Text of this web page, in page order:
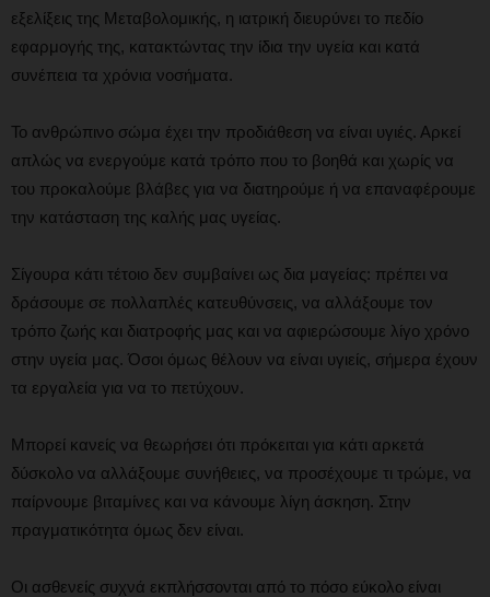
εξελίξεις της Μεταβολομικής, η ιατρική διευρύνει το πεδίο
εφαρμογής της, κατακτώντας την ίδια την υγεία και κατά
συνέπεια τα χρόνια νοσήματα.
Το ανθρώπινο σώμα έχει την προδιάθεση να είναι υγιές. Αρκεί
απλώς να ενεργούμε κατά τρόπο που το βοηθά και χωρίς να
του προκαλούμε βλάβες για να διατηρούμε ή να επαναφέρουμε
την κατάσταση της καλής μας υγείας.
Σίγουρα κάτι τέτοιο δεν συμβαίνει ως δια μαγείας: πρέπει να
δράσουμε σε πολλαπλές κατευθύνσεις, να αλλάξουμε τον
τρόπο ζωής και διατροφής μας και να αφιερώσουμε λίγο χρόνο
στην υγεία μας. Όσοι όμως θέλουν να είναι υγιείς, σήμερα έχουν
τα εργαλεία για να το πετύχουν.
Μπορεί κανείς να θεωρήσει ότι πρόκειται για κάτι αρκετά
δύσκολο να αλλάξουμε συνήθειες, να προσέχουμε τι τρώμε, να
παίρνουμε βιταμίνες και να κάνουμε λίγη άσκηση. Στην
πραγματικότητα όμως δεν είναι.
Οι ασθενείς συχνά εκπλήσσονται από το πόσο εύκολο είναι